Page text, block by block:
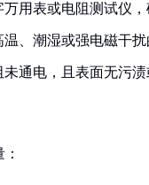
万用表或电阻测试仪
温、潮湿或强电磁干扰
未通电，且表面无污